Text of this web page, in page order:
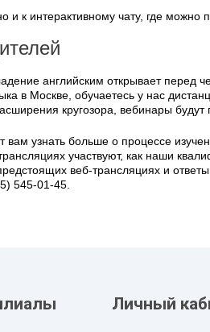
и к интерактивному чату, где
английским открывает перед
в Москве, обучаетесь у нас
кругозора, вебинары будут
вам узнать больше о процессе
участвуют, как наши
веб-трансляциях и
545-01-45.
Личный